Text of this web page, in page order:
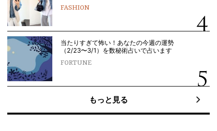
FASHION
当たりすぎて怖い！あなたの今週の運勢
（2/23〜3/1）を数秘術占いで占います
FORTUNE
もっと見る